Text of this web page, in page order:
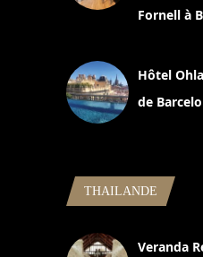
Fornell à
Hôtel
de
THAILANDE
Veranda